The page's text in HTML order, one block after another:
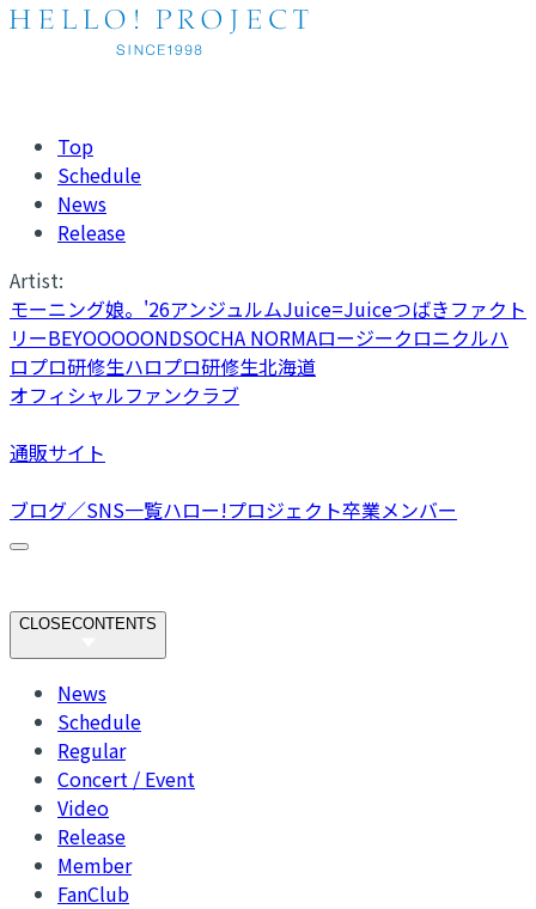
Top
Schedule
News
Release
Artist:
モーニング娘。'26アンジュルムJuice=Juiceつばきファクト
リーBEYOOOOONDSOCHA NORMAロージークロニクルハ
ロプロ研修生ハロプロ研修生北海道
オフィシャルファンクラブ
通販サイト
ブログ／SNS一覧ハロー!プロジェクト卒業メンバー
CLOSECONTENTS
News
Schedule
Regular
Concert / Event
Video
Release
Member
FanClub